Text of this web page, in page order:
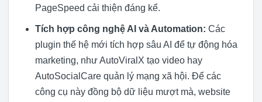
PageSpeed cải thiện đáng kể.
Tích hợp công nghệ AI và Automation: Các
plugin thế hệ mới tích hợp sâu AI để tự động hóa
marketing, như AutoViralX tạo video hay
AutoSocialCare quản lý mạng xã hội. Để các
công cụ này đồng bộ dữ liệu mượt mà, website